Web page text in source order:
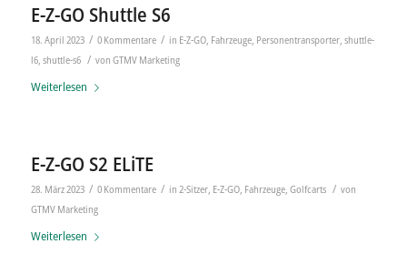
E-Z-GO Shuttle S6
18. April 2023 / 0 Kommentare / in E-Z-GO, Fahrzeuge, Personentransporter, shuttle-
l6, shuttle-s6 / von GTMV Marketing
Weiterlesen
E-Z-GO S2 ELiTE
28. März 2023 / 0 Kommentare / in 2-Sitzer, E-Z-GO, Fahrzeuge, Golfcarts / von
GTMV Marketing
Weiterlesen